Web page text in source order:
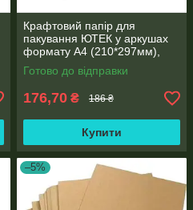
Крафтовий папір для
пакування ЮТЕК у аркушах
формату А4 (210*297мм),
щільність 90 г/м2, пакування
250 аркушів
Готово до відправки
176,70 ₴ 186 ₴
Купити
–5%